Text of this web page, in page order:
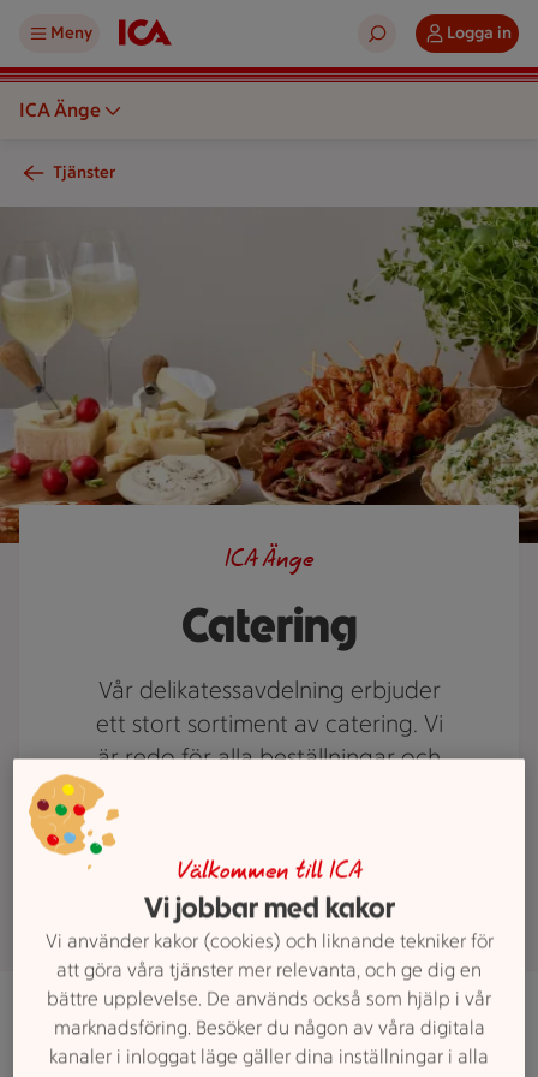
Meny Logga in
ICA Änge
Tjänster
Variation av ostar, charkuterier och grillat kött på en träyta
Catering
ICA Änge
Vår delikatessavdelning erbjuder
ett stort sortiment av catering. Vi
är redo för alla beställningar och
använder de bästa råvarorna för
att kunna garantera högsta kvalitet
och smak till riktigt bra priser.
Beställningsinfo
Välkommen till ICA
Vi jobbar med kakor
Vi använder kakor (cookies) och liknande tekniker för
att göra våra tjänster mer relevanta, och ge dig en
bättre upplevelse. De används också som hjälp i vår
marknadsföring. Besöker du någon av våra digitala
kanaler i inloggat läge gäller dina inställningar i alla